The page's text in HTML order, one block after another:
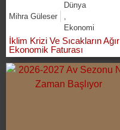
Mihra Güleser
Dünya
Ekonomi
İklim Krizi Ve Sıcakların Ağır
Ekonomik Faturası